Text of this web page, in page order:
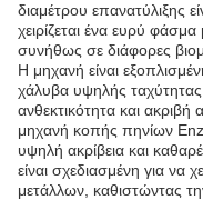
διαμέτρου επανατύλιξης
χειρίζεται ένα ευρύ
συνήθως σε διάφορες
Η μηχανή είναι
χάλυβα υψηλής ταχύτητας
ανθεκτικότητα και
μηχανή κοπής πηνίων
υψηλή ακρίβεια και
είναι σχεδιασμένη για να
μετάλλων, καθιστώντας